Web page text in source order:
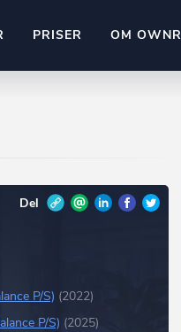
Ajour
PRISER OM OWNR
Del
P/S) (2022)
P/S) (2025)